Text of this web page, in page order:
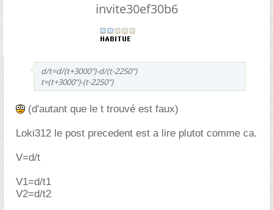
invite30ef30b6
d/t=d/(t+3000")-d/(t-2250")
t=(t+3000")-(t-2250")
(d'autant que le t trouvé est faux)
Loki312 le post precedent est a lire plutot comme ca.
V=d/t
V1=d/t1
V2=d/t2